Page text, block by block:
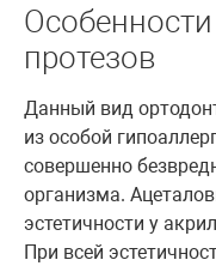
протезов
Данный вид
из особой
совершенно
организма.
эстетичности у
При всей